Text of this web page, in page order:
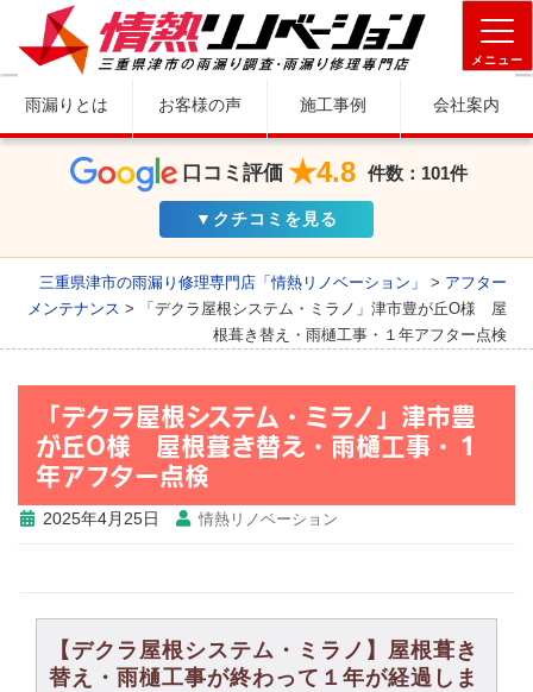
メニュー
雨漏りとは お客様の声 施工事例 会社案内
口コミ評価 ★4.8 件数：101件
▼クチコミを見る
三重県津市の雨漏り修理専門店「情熱リノベーション」 > アフター
メンテナンス >
「デクラ屋根システム・ミラノ」津市豊が丘O様 屋
根葺き替え・雨樋工事・１年アフター点検
「デクラ屋根システム・ミラノ」津市豊
が丘O様 屋根葺き替え・雨樋工事・１
年アフター点検
2025年4月25日 情熱リノベーション
【デクラ屋根システム・ミラノ】屋根葺き
替え・雨樋工事が終わって１年が経過しま